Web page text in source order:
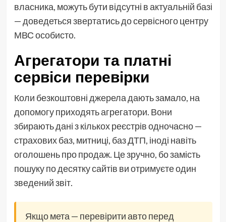
власника, можуть бути відсутні в актуальній базі
— доведеться звертатись до сервісного центру
МВС особисто.
Агрегатори та платні
сервіси перевірки
Коли безкоштовні джерела дають замало, на
допомогу приходять агрегатори. Вони
збирають дані з кількох реєстрів одночасно —
страхових баз, митниці, баз ДТП, іноді навіть
оголошень про продаж. Це зручно, бо замість
пошуку по десятку сайтів ви отримуєте один
зведений звіт.
Якщо мета — перевірити авто перед